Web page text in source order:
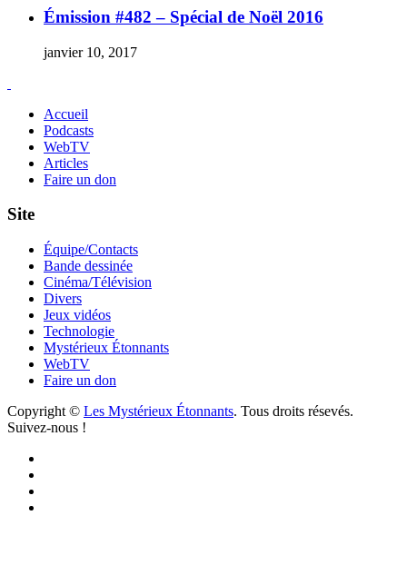
Émission #482 – Spécial de Noël 2016
janvier 10, 2017
Accueil
Podcasts
WebTV
Articles
Faire un don
Site
Équipe/Contacts
Bande dessinée
Cinéma/Télévision
Divers
Jeux vidéos
Technologie
Mystérieux Étonnants
WebTV
Faire un don
Copyright © Les Mystérieux Étonnants. Tous droits résevés.
Suivez-nous !